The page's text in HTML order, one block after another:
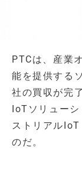
PTCは、産業
能を提供する
社の買収が完
IoTソリュー
ストリアル
のだ。